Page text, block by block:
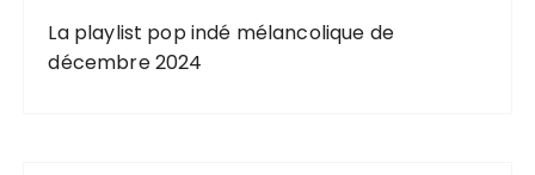
La playlist pop indé mélancolique de
décembre 2024